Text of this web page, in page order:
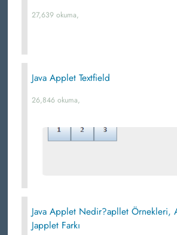
27,639 okuma,
Java Applet Textfield
26,846 okuma,
Java Applet Nedir?apllet Örnekleri,
Japplet Farkı